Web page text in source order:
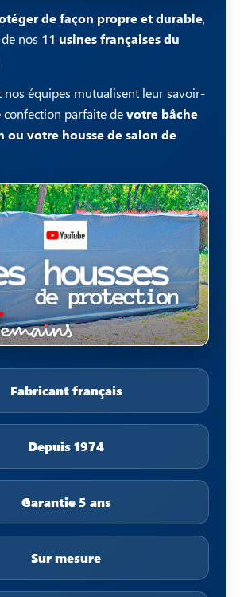
de façon propre et durable,
nos 11 usines françaises du
nos équipes mutualisent leur savoir-
parfaite devotre bâche
ou votre housse de salon de
Fabricant français
Depuis 1974
Garantie 5 ans
Sur mesure